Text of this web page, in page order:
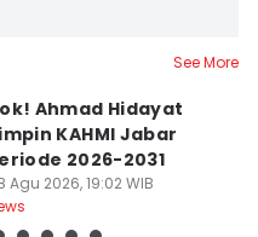
See More
Ahmad Hidayat
KAHMI Jabar
2026-2031
Agu 2026, 19:02 WIB